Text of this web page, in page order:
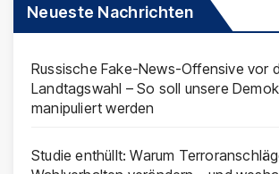
Neueste Nachrichten
Russische Fake-News-Offensive vor
Landtagswahl – So soll unsere
manipuliert werden
Studie enthüllt: Warum